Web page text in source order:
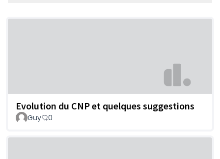
Evolution du CNP et quelques suggestions
Guy 0